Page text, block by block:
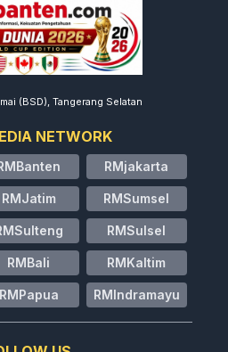
(BSD), Tangerang Selatan
NETWORK
RMjakarta
RMJatim RMSumsel
RMSulsel
RMBali RMKaltim
RMPapua RMIndramayu